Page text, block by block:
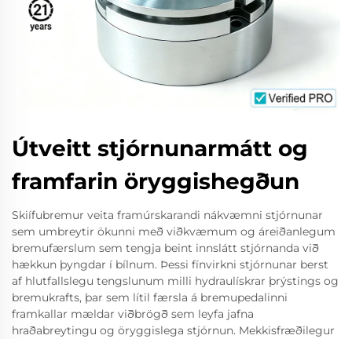
Útveitt stjórnunarmátt og
framfarin öryggishegðun
Skiífubremur veita framúrskarandi nákvæmni stjórnunar
sem umbreytir ökunni með viðkvæmum og áreiðanlegum
bremufærslum sem tengja beint innslátt stjórnanda við
hækkun þyngdar í bílnum. Þessi fínvirkni stjórnunar berst
af hlutfallslegu tengslunum milli hydraulískrar þrýstings og
bremukrafts, þar sem lítil færsla á bremupedalinni
framkallar mældar viðbrögð sem leyfa jafna
hraðabreytingu og öryggislega stjórnun. Mekkisfræðilegur